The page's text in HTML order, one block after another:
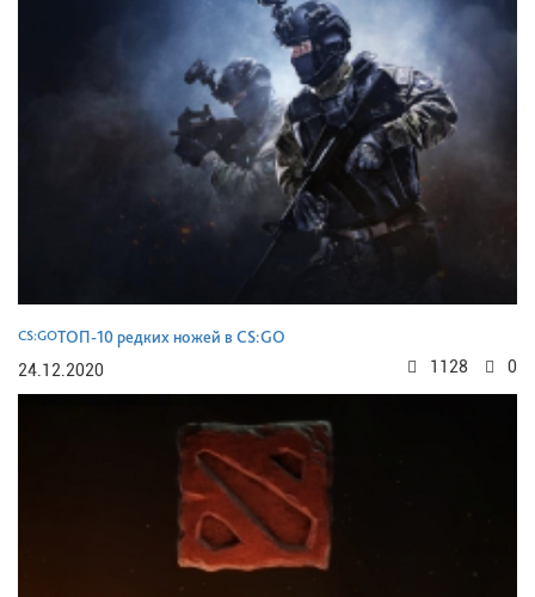
CS:GOТОП-10 редких ножей в CS:GO
24.12.2020
0
1128